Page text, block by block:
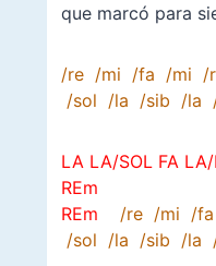
que marcó para
/re /mi /fa /mi /
/sol /la /sib /la
LA LA/SOL FA
REm
REm /re /mi /
/sol /la /sib /la